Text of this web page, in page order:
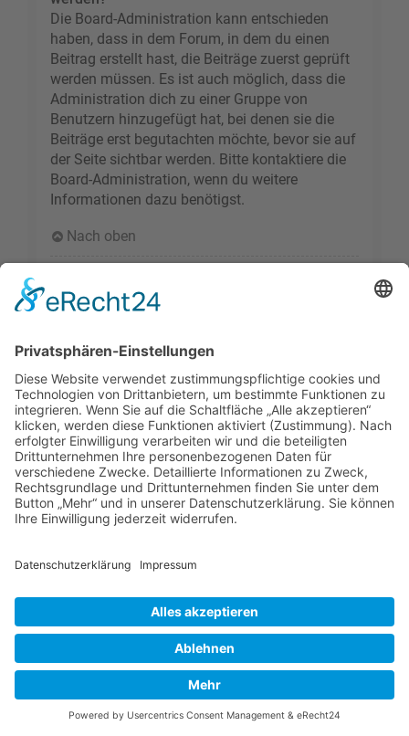
Die Board-Administration kann entschieden
haben, dass in dem Forum, in dem du einen
Beitrag erstellt hast, die Beiträge zuerst geprüft
werden müssen. Es ist auch möglich, dass die
Administration dich zu einer Gruppe von
Benutzern hinzugefügt hat, bei denen sie die
Beiträge erst begutachten möchte, bevor sie auf
der Seite sichtbar werden. Bitte kontaktiere die
Board-Administration, wenn du weitere
Informationen dazu benötigst.
Nach oben
Durch Klicken des „Thema als neu markieren“-
Thema wieder ganz nach oben auf die erste
Seite des Forums holen. Wenn du den
entsprechenden Link nicht siehst, dann ist die
Funktion möglicherweise deaktiviert oder seit
der letzten Markierung ist nicht genügend Zeit
vergangen. Es ist auch möglich, das Thema
nach oben zu holen, indem du einfach eine
Antwort darauf schreibst. Stelle jedoch sicher,
dass du die Regeln dieses Boards beachtest! Es
wird meist nicht gerne gesehen, wenn ohne
Themen geantwortet wird.
Nach oben
Textforma
und
Thementy